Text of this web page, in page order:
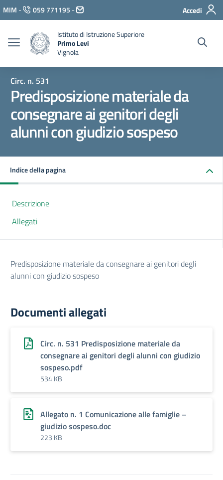
Vai ai contenuti
Vai al menu di navigazione
Vai al footer
MIM - 059 771195 - Accedi
Istituto di Istruzione Superiore
Primo Levi
Vignola
Circ. n. 531
Predisposizione materiale da
consegnare ai genitori degli
alunni con giudizio sospeso
Indice della pagina
Descrizione
Allegati
Predisposizione materiale da consegnare ai genitori degli
alunni con giudizio sospeso
Documenti allegati
Circ. n. 531 Predisposizione materiale da
consegnare ai genitori degli alunni con giudizio
sospeso.pdf
534 KB
Allegato n. 1 Comunicazione alle famiglie –
giudizio sospeso.doc
223 KB